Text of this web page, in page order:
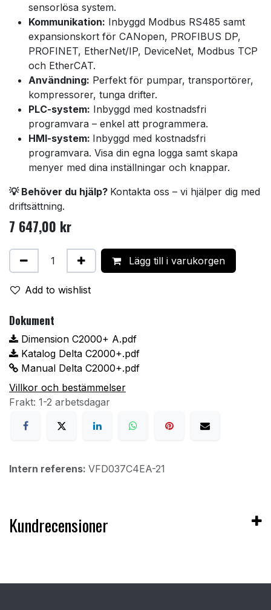
sensorlösa system.
Kommunikation: Inbyggd Modbus RS485 samt
expansionskort för CANopen, PROFIBUS DP,
PROFINET, EtherNet/IP, DeviceNet, Modbus TCP
och EtherCAT.
Användning: Perfekt för pumpar, transportörer,
kompressorer, tunga drifter.
PLC-system: Inbyggd med kostnadsfri
programvara – enkel att programmera.
HMI-system: Inbyggd med kostnadsfri
programvara. Visa din egna logga samt skapa
menyer med dina inställningar och knappar.
💡 Behöver du hjälp? Kontakta oss – vi hjälper dig med
driftsättning.
7 647,00 kr
Lägg till i varukorgen
Add to wishlist
Dokument
Dimension C2000+ A.pdf
Katalog Delta C2000+.pdf
Manual Delta C2000+.pdf
Villkor och bestämmelser
Frakt: 1-2 arbetsdagar
Intern referens: VFD037C4EA-21
Kundrecensioner